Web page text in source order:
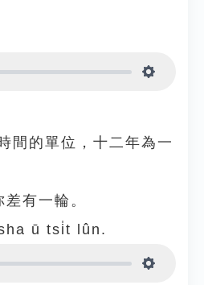
間的單位，十二年為一
有一輪。
ū tsi̍t lûn.